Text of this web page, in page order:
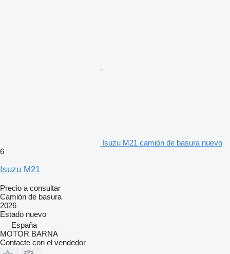
Isuzu M21 camión de basura nuevo
6
Isuzu M21
Precio a consultar
Camión de basura
2026
Estado nuevo
España
MOTOR BARNA
Contacte con el vendedor